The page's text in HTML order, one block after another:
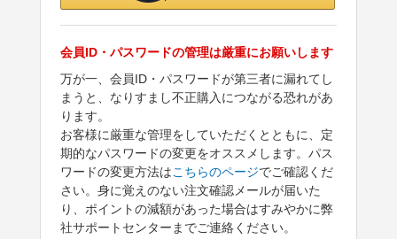
会員ID・パスワードの管理は厳重にお願いします
万が一、会員ID・パスワードが第三者に漏れてし
まうと、なりすまし不正購入につながる恐れがあ
ります。
お客様に厳重な管理をしていただくとともに、定
期的なパスワードの変更をオススメします。パス
ワードの変更方法はこちらのページでご確認くだ
さい。身に覚えのない注文確認メールが届いた
り、ポイントの減額があった場合はすみやかに弊
社サポートセンターまでご連絡ください。